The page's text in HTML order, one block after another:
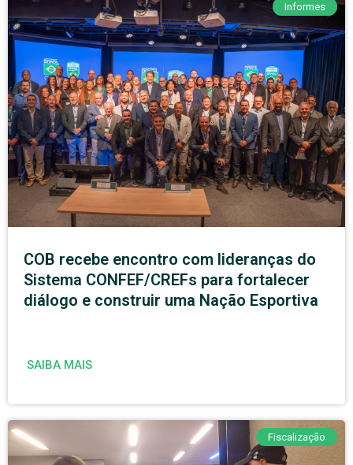
Informes
COB recebe encontro com lideranças do
Sistema CONFEF/CREFs para fortalecer
diálogo e construir uma Nação Esportiva
SAIBA MAIS
Fiscalização